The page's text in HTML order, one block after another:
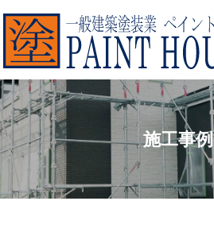
施工事例